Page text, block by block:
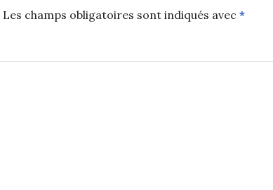
Les champs obligatoires sont indiqués avec *